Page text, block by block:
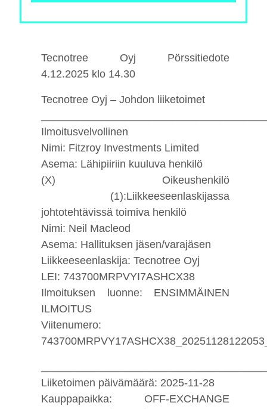
Tecnotree Oyj Pörssitiedote
4.12.2025 klo 14.30
Tecnotree Oyj – Johdon liiketoimet
Ilmoitusvelvollinen
Nimi: Fitzroy Investments Limited
Asema: Lähipiiriin kuuluva henkilö
(X) Oikeushenkilö
(1):Liikkeeseenlaskijassa
johtotehtävissä toimiva henkilö
Nimi: Neil Macleod
Asema: Hallituksen jäsen/varajäsen
Liikkeeseenlaskija: Tecnotree Oyj
LEI: 743700MRPVYI7ASHCX38
Ilmoituksen luonne: ENSIMMÄINEN
ILMOITUS
Viitenumero:
Liiketoimen päivämäärä: 2025-11-28
Kauppapaikka: OFF-EXCHANGE